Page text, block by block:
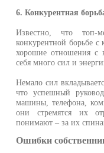
6. Конкурентная
Известно, что топ-
конкурентной борьбе с
хорошие отношения с
себя много сил и
Немало сил
что успешный
машины, телефона,
они стремятся их
понимают – за их
Ошибки